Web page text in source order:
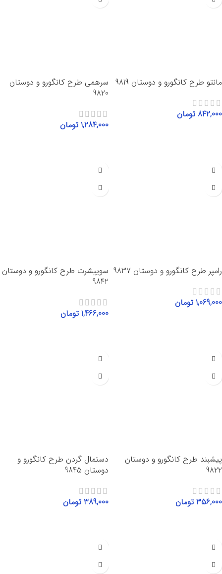
مانتو طرح کانگورو و دوستان 9819
842,000 تومان
سرهمی طرح کانگورو و دوستان
9820
1,284,000 تومان
رامپر طرح کانگورو و دوستان 9837
1,069,000 تومان
سوییشرت طرح کانگورو و دوستان
9842
1,466,000 تومان
پیشبند طرح کانگورو و دوستان
9822
356,000 تومان
دستمال گردن طرح کانگورو و
دوستان 9845
389,000 تومان